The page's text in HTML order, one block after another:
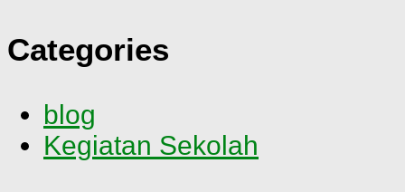
Categories
blog
Kegiatan Sekolah